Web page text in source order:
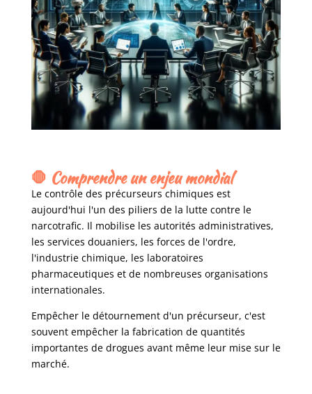
🛑 Comprendre un enjeu mondial
Le contrôle des précurseurs chimiques est
aujourd'hui l'un des piliers de la lutte contre le
narcotrafic. Il mobilise les autorités administratives,
les services douaniers, les forces de l'ordre,
l'industrie chimique, les laboratoires
pharmaceutiques et de nombreuses organisations
internationales.
Empêcher le détournement d'un précurseur, c'est
souvent empêcher la fabrication de quantités
importantes de drogues avant même leur mise sur le
marché.